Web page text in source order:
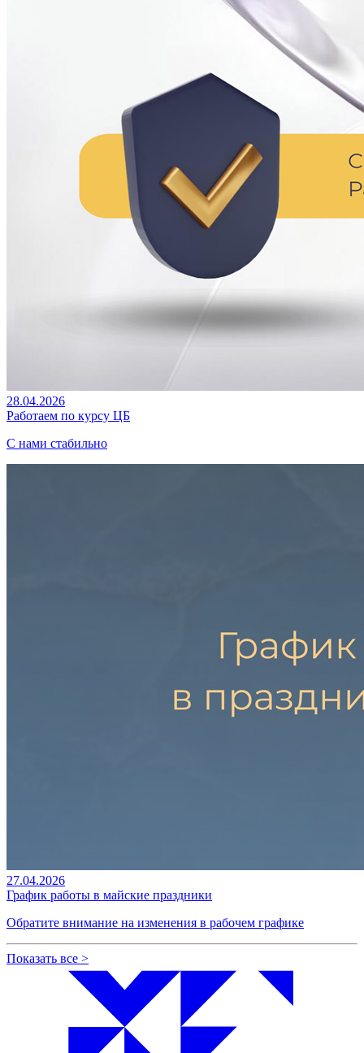
28.04.2026
Работаем по курсу ЦБ
С нами стабильно
27.04.2026
График работы в майские праздники
Обратите внимание на изменения в рабочем графике
Показать все >